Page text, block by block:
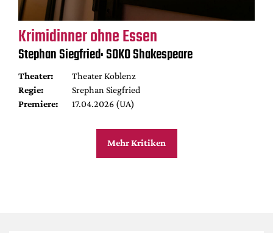
Krimidinner ohne Essen
Stephan Siegfried: SOKO Shakespeare
Theater:
Theater Koblenz
Regie:
Srephan Siegfried
Premiere:
17.04.2026 (UA)
Mehr Kritiken